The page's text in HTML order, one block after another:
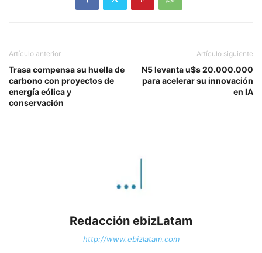
Artículo anterior
Trasa compensa su huella de
carbono con proyectos de
energía eólica y
conservación
Artículo siguiente
N5 levanta u$s 20.000.000
para acelerar su innovación
en IA
Redacción ebizLatam
http://www.ebizlatam.com